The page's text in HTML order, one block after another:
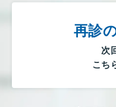
再診
次
こち